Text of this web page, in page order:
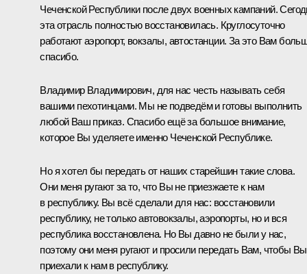
Чеченской Республики после двух военных кампаний.
эта отрасль полностью восстановилась. Круглосуточно
работают аэропорт, вокзалы, автостанции. За это Вам
спасибо.
Владимир Владимирович, для нас честь называть себя
вашими пехотинцами. Мы не подведём и готовы выполнить
любой Ваш приказ. Спасибо ещё за большое внимание,
которое Вы уделяете именно Чеченской Республике.
Но я хотел бы передать от наших старейшин такие слова.
Они меня ругают за то, что Вы не приезжаете к нам
в республику. Вы всё сделали для нас: восстановили
республику, не только автовокзалы, аэропорты, но и вся
республика восстановлена. Но Вы давно не были у нас,
поэтому они меня ругают и просили передать Вам, чтобы Вы
приехали к нам в республику.